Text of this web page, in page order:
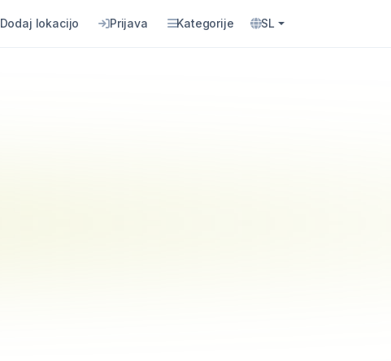
Dodaj lokacijo Prijava Kategorije SL